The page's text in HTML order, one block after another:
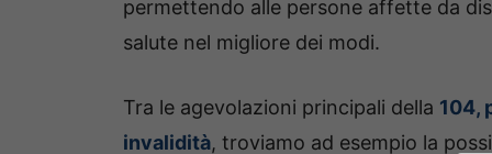
permettendo alle persone affette da
salute nel migliore dei modi.
Tra le agevolazioni principali della 104,
invalidità, troviamo ad esempio la